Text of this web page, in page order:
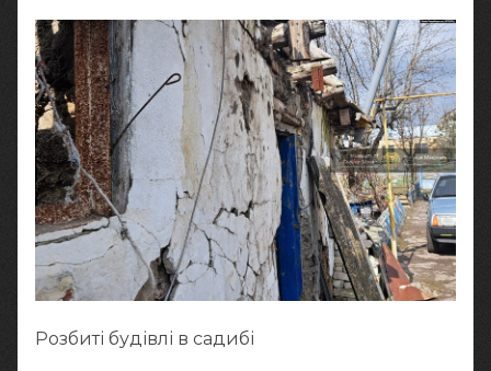
Розбиті будівлі в садибі